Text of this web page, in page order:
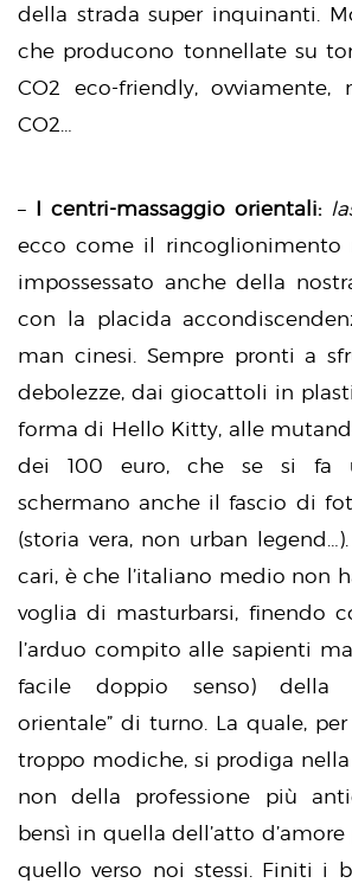
della strada super inquinanti.
che producono tonnellate su
CO2 eco-friendly, ovviamente,
CO2…
– I centri-massaggio orientali:
ecco come il rincoglionimento
impossessato anche della
con la placida
man cinesi. Sempre pronti a
debolezze, dai giocattoli in
forma di Hello Kitty, alle
dei 100 euro, che se si fa
schermano anche il fascio di
(storia vera, non urban
cari, è che l’italiano medio non
voglia di masturbarsi, finendo
l’arduo compito alle sapienti
facile doppio senso) della
orientale” di turno. La quale,
troppo modiche, si prodiga
non della professione più
bensì in quella dell’atto d’amore
quello verso noi stessi. Finiti i